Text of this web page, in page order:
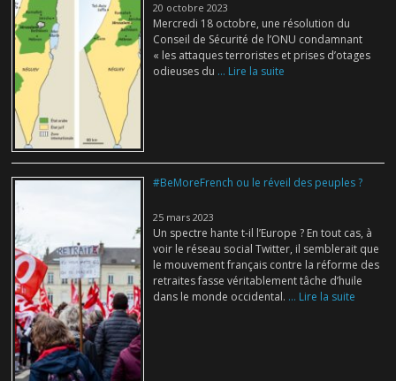
20 octobre 2023
Mercredi 18 octobre, une résolution du
Conseil de Sécurité de l’ONU condamnant
« les attaques terroristes et prises d’otages
odieuses du ... Lire la suite
#BeMoreFrench ou le réveil des peuples ?
25 mars 2023
Un spectre hante t-il l’Europe ? En tout cas, à
voir le réseau social Twitter, il semblerait que
le mouvement français contre la réforme des
retraites fasse véritablement tâche d’huile
dans le monde occidental. ... Lire la suite